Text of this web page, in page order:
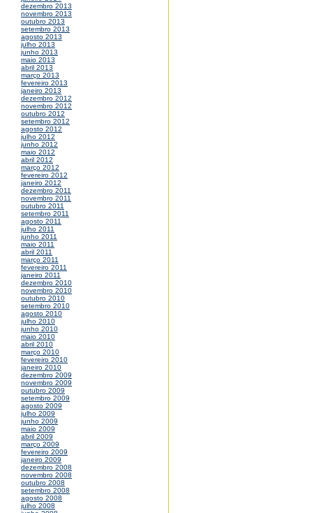
dezembro 2013
novembro 2013
outubro 2013
setembro 2013
agosto 2013
julho 2013
junho 2013
maio 2013
abril 2013
março 2013
fevereiro 2013
janeiro 2013
dezembro 2012
novembro 2012
outubro 2012
setembro 2012
agosto 2012
julho 2012
junho 2012
maio 2012
abril 2012
março 2012
fevereiro 2012
janeiro 2012
dezembro 2011
novembro 2011
outubro 2011
setembro 2011
agosto 2011
julho 2011
junho 2011
maio 2011
abril 2011
março 2011
fevereiro 2011
janeiro 2011
dezembro 2010
novembro 2010
outubro 2010
setembro 2010
agosto 2010
julho 2010
junho 2010
maio 2010
abril 2010
março 2010
fevereiro 2010
janeiro 2010
dezembro 2009
novembro 2009
outubro 2009
setembro 2009
agosto 2009
julho 2009
junho 2009
maio 2009
abril 2009
março 2009
fevereiro 2009
janeiro 2009
dezembro 2008
novembro 2008
outubro 2008
setembro 2008
agosto 2008
julho 2008